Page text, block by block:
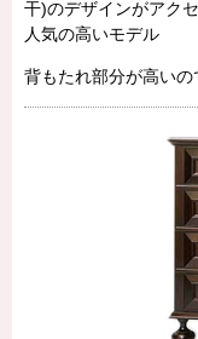
干)のデザインがアク
人気の高いモデル
背もたれ部分が高い